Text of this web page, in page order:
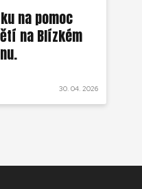
na pomoc
na Blízkém
30. 04. 2026